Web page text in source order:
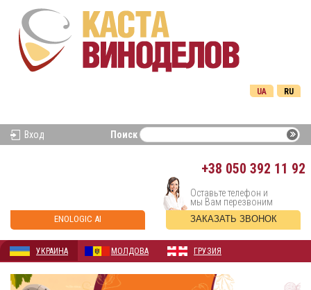
RU
UA
Вход Поиск
+38 050 392 11 92
ENOLOGIC AI
Оставьте телефон и
мы Вам перезвоним
ЗАКАЗАТЬ ЗВОНОК
УКРАИНА МОЛДОВА ГРУЗИЯ